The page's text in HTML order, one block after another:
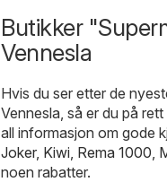
Butikker
Vennesla
Hvis du ser etter de
Vennesla, så er du på
all informasjon om gode
Joker, Kiwi Rema 1000
noen rabatter.